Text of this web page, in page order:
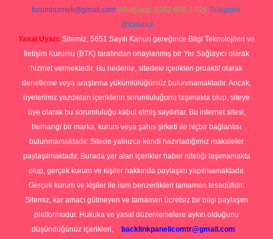
forumhizmeti@gmail.com Whatsapp: 0262 606 0 726 Telegram:
@karabul
Yasal Uyarı: Sitemiz, 5651 Sayılı Kanun gereğince Bilgi Teknolojileri ve
İletişim Kurumu (BTK) tarafından onaylanmış bir Yer Sağlayıcı olarak
hizmet vermektedir. Bu nedenle, sitedeki içerikleri proaktif olarak
denetleme veya araştırma yükümlülüğümüz bulunmamaktadır. Ancak,
üyelerimiz yazdıkları içeriklerin sorumluluğunu taşımakta olup, siteye
üye olarak bu sorumluluğu kabul etmiş sayılırlar. Bu internet sitesi,
herhangi bir marka, kurum veya şahıs şirketi ile hiçbir bağlantısı
bulunmamaktadır. Sitede yalnızca kendi hazırladığımız makaleler
paylaşılmaktadır. Burada yer alan içerikler haber niteliği taşımamakta
olup, gerçek kurum ve kişiler hakkında paylaşım yapılmamaktadır.
Gerçek kurum ve kişiler ile isim benzerlikleri tamamen tesadüfidir.
Sitemiz, kar amacı gütmeyen ve tamamen ücretsiz bir bilgi paylaşım
platformudur. Hukuka ve yasal düzenlemelere aykırı olduğunu
düşündüğünüz içerikleri,
backlinkpanelicomtr@gmail.com